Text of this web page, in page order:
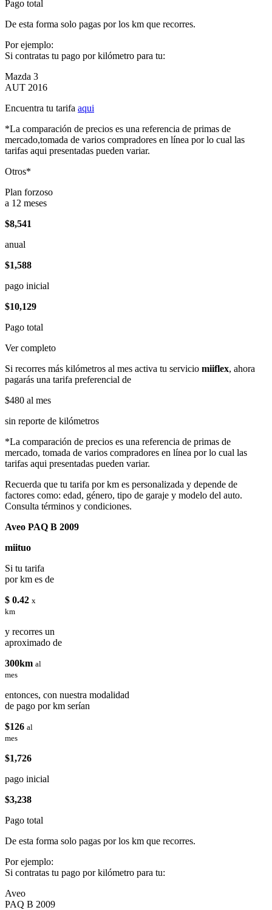
Pago total
De esta forma solo pagas por los km que recorres.
Por ejemplo:
Si contratas tu pago por kilómetro para tu:
Mazda 3
AUT 2016
Encuentra tu tarifa aqui
*La comparación de precios es una referencia de primas de
mercado,tomada de varios compradores en línea por lo cual las
tarifas aqui presentadas pueden variar.
Otros*
Plan forzoso
a 12 meses
$8,541
anual
$1,588
pago inicial
$10,129
Pago total
Ver completo
Si recorres más kilómetros al mes activa tu servicio miiflex, ahora
pagarás una tarifa preferencial de
$480 al mes
sin reporte de kilómetros
*La comparación de precios es una referencia de primas de
mercado, tomada de varios compradores en línea por lo cual las
tarifas aqui presentadas pueden variar.
Recuerda que tu tarifa por km es personalizada y depende de
factores como: edad, género, tipo de garaje y modelo del auto.
Consulta términos y condiciones.
Aveo PAQ B 2009
miituo
Si tu tarifa
por km es de
$ 0.42 x
km
y recorres un
aproximado de
300km al
mes
entonces, con nuestra modalidad
de pago por km serían
$126 al
mes
$1,726
pago inicial
$3,238
Pago total
De esta forma solo pagas por los km que recorres.
Por ejemplo:
Si contratas tu pago por kilómetro para tu:
Aveo
PAQ B 2009